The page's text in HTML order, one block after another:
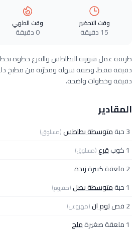
وقت التحضير
15 دقيقة
وقت الطهي
0 دقيقة
دقيقة وخطوات واضحة.
المقادير
3 حبة متوسطة بطاطس(مسلوق)
1 كوب قرع(مسلوق)
2 ملعقة كبيرة
زبدة
1 حبة
متوسطة بصل(مفروم)
2 فص ثوم ان(مهروس)
1 ملعقة صغيرة
ملح